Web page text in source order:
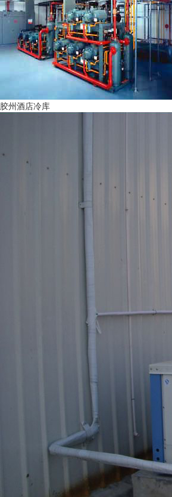
胶州酒店冷库